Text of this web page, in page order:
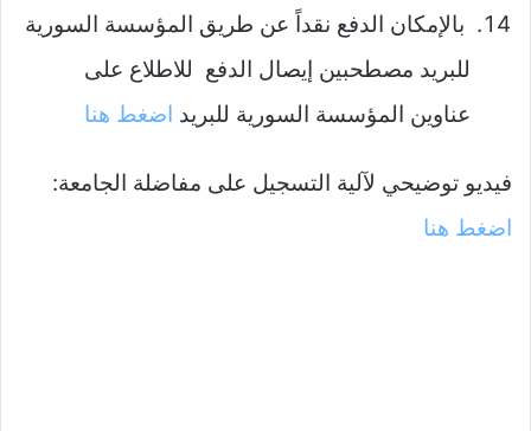
بالإمكان الدفع نقداً عن طريق المؤسسة السورية
للبريد مصطحبين إيصال الدفع للاطلاع على
عناوين المؤسسة السورية للبريد اضغط هنا
فيديو توضيحي لآلية التسجيل على مفاضلة الجامعة:
اضغط هنا